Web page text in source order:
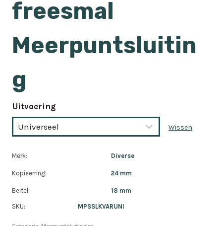
freesmal
Meerpuntsluitin
g
Uitvoering
Wissen
Merk: Diverse
Kopieerring: 24 mm
Beitel: 18 mm
SKU: MPSSLKVARUNI